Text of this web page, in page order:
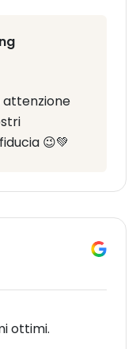
attenzione
😉💚
ottimi.